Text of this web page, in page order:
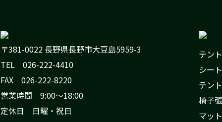
〒381-0022 長野県長野市大豆島5959-3
TEL 026-222-4410
FAX 026-222-8220
営業時間 9:00〜18:00
定休日 日曜・祝日
テント
シート
テン
椅子
マッ